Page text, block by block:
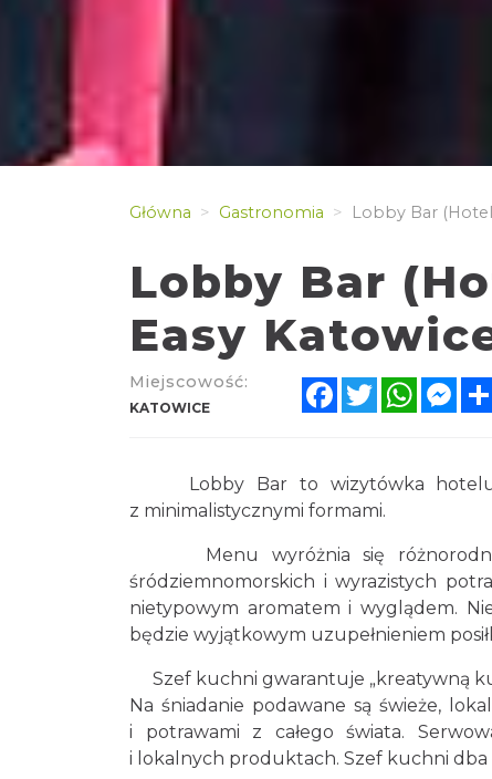
Główna Gastronomia Lobby Bar
Lobby Bar
Easy
Miejscowość:
KATOWICE
FacebookTwitter
Lobby Bar to wizytówka hotelu.
z minimalistycznymi formami.
Menu wyróżnia się
śródziemnomorskich i wyrazistych
nietypowym aromatem i wyglądem.
będzie wyjątkowym uzupełnieniem
Szef kuchni gwarantuje „kreatywną
Na śniadanie podawane są świeże,
i potrawami z całego świata.
i lokalnych produktach. Szef kuchni dba